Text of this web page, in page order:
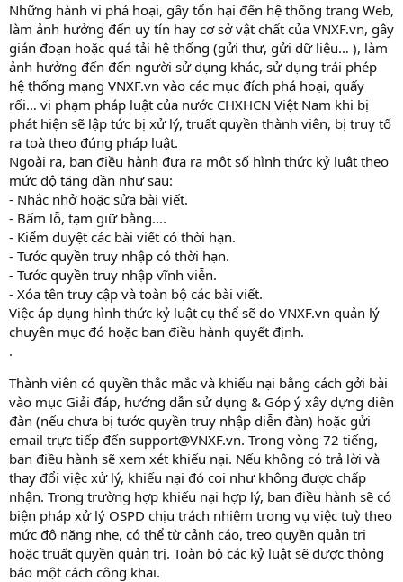
Những hành vi phá hoại, gây tổn hại đến hệ thống trang Web,
làm ảnh hưởng đến uy tín hay cơ sở vật chất của VNXF.vn, gây
gián đoạn hoặc quá tải hệ thống (gửi thư, gửi dữ liệu… ), làm
ảnh hưởng đến đến người sử dụng khác, sử dụng trái phép
hệ thống mạng VNXF.vn vào các mục đích phá hoại, quấy
rối… vi phạm pháp luật của nước CHXHCN Việt Nam khi bị
phát hiện sẽ lập tức bị xử lý, truất quyền thành viên, bị truy tố
ra toà theo đúng pháp luật.
Ngoài ra, ban điều hành đưa ra một số hình thức kỷ luật theo
mức độ tăng dần như sau:
- Nhắc nhở hoặc sửa bài viết.
- Bấm lỗ, tạm giữ bằng....
- Kiểm duyệt các bài viết có thời hạn.
- Tước quyền truy nhập có thời hạn.
- Tước quyền truy nhập vĩnh viễn.
- Xóa tên truy cập và toàn bộ các bài viết.
Việc áp dụng hình thức kỷ luật cụ thể sẽ do VNXF.vn quản lý
chuyên mục đó hoặc ban điều hành quyết định.
.
Thành viên có quyền thắc mắc và khiếu nại bằng cách gởi bài
vào mục Giải đáp, hướng dẫn sử dụng & Góp ý xây dựng diễn
đàn (nếu chưa bị tước quyền truy nhập diễn đàn) hoặc gửi
email trực tiếp đến support@VNXF.vn. Trong vòng 72 tiếng,
ban điều hành sẽ xem xét khiếu nại. Nếu không có trả lời và
thay đổi việc xử lý, khiếu nại đó coi như không được chấp
nhận. Trong trường hợp khiếu nại hợp lý, ban điều hành sẽ có
biện pháp xử lý OSPD chịu trách nhiệm trong vụ việc tuỳ theo
mức độ nặng nhẹ, có thể từ cảnh cáo, treo quyền quản trị
hoặc truất quyền quản trị. Toàn bộ các kỷ luật sẽ được thông
báo một cách công khai.